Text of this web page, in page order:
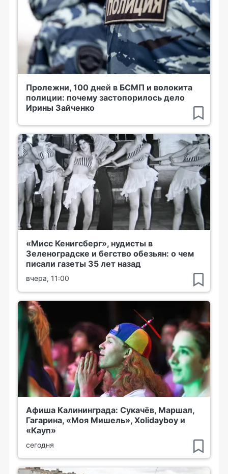
Пролежни, 100 дней в БСМП и волокита
полиции: почему застопорилось дело
Ирины Зайченко
«Мисс Кенигсберг», нудисты в
Зеленоградске и бегство обезьян: о чем
писали газеты 35 лет назад
вчера, 11:00
Афиша Калининграда: Сукачёв, Маршал,
Гагарина, «Моя Мишель», Xolidayboy и
«Кауп»
сегодня